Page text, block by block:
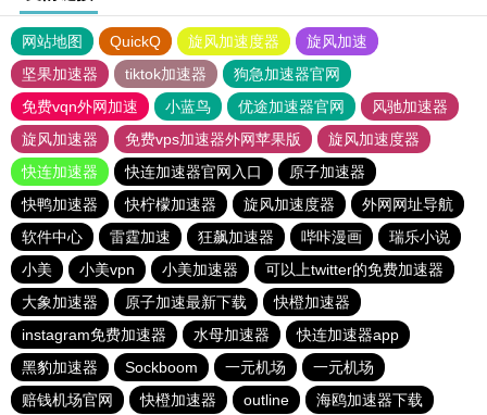
网站地图 QuickQ 旋风加速度器
旋风加速
坚果加速器
tiktok加速器
狗急加速器官网
免费vqn外网加速
小蓝鸟 优途加速器官网
风驰加速器
旋风加速器
免费vps加速器外网苹果版
旋风加速度器
快连加速器
快连加速器官网入口
原子加速器
快鸭加速器
快柠檬加速器 旋风加速度器
外网网址导航
软件中心
雷霆加速 狂飙加速器 哔咔漫画
瑞乐小说
小美
小美vpn 小美加速器
可以上twitter的免费加速器
大象加速器
原子加速最新下载
快橙加速器
instagram免费加速器
水母加速器
快连加速器app
黑豹加速器
Sockboom 一元机场
一元机场
赔钱机场官网
快橙加速器 outline 海鸥加速器下载